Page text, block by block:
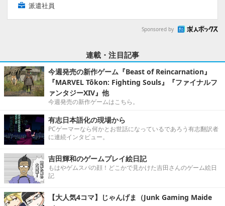
派遣社員
Sponsored by
連載・注目記事
今週発売の新作ゲーム『Beast of Reincarnation』
『MARVEL Tōkon: Fighting Souls』『ファイナルフ
ァンタジーXIV』他
今週発売の新作ゲームはこちら。
有志日本語化の現場から
PCゲーマーなら何かとお世話になっているであろう有志翻訳者
に連続インタビュー。
吉田輝和のゲームプレイ絵日記
もはやゲムスパの顔！どこかで見かけた吉田さんのゲーム絵日
記
【大人気4コマ】じゃんげま（Junk Gaming Maide